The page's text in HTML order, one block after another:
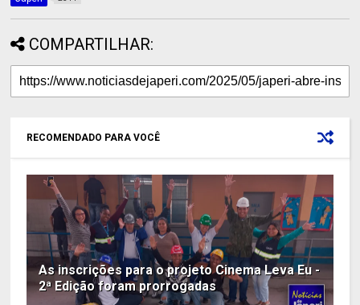
COMPARTILHAR:
RECOMENDADO PARA VOCÊ
As inscrições para o projeto Cinema Leva Eu -
2ª Edição foram prorrogadas